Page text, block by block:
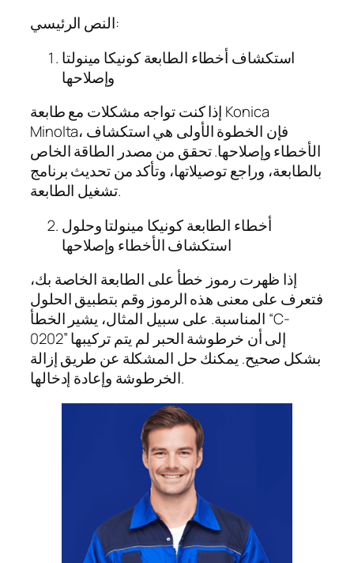
النص الرئيسي:
استكشاف أخطاء الطابعة كونيكا مينولتا
وإصلاحها
إذا كنت تواجه مشكلات مع طابعة Konica
Minolta، فإن الخطوة الأولى هي استكشاف
الأخطاء وإصلاحها. تحقق من مصدر الطاقة الخاص
بالطابعة، وراجع توصيلاتها، وتأكد من تحديث برنامج
تشغيل الطابعة.
أخطاء الطابعة كونيكا مينولتا وحلول
استكشاف الأخطاء وإصلاحها
إذا ظهرت رموز خطأ على الطابعة الخاصة بك،
فتعرف على معنى هذه الرموز وقم بتطبيق الحلول
المناسبة. على سبيل المثال، يشير الخطأ “C-
0202” إلى أن خرطوشة الحبر لم يتم تركيبها
بشكل صحيح. يمكنك حل المشكلة عن طريق إزالة
الخرطوشة وإعادة إدخالها.